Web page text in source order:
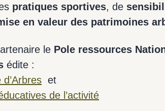
pratiques sportives, de
en valeur des patrimoines
le Pole ressources
édite :
et
de l’activité